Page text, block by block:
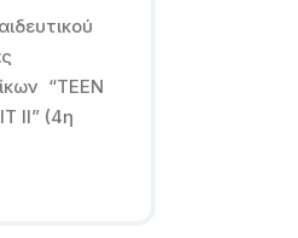
“TEEN
II” (4η